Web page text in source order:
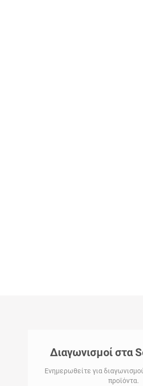
Διαγωνισμοί στα
Ενημερωθείτε για
προϊόντα.